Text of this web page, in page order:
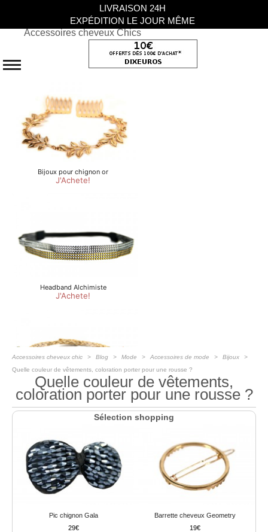
Accessoires cheveux Chics
Accessoires cheveux chic Blog Mode Accessoires de mode
Bijoux
Quelle couleur de vêtements, coloration porter pour une rousse ?
Quelle couleur de vêtements,
coloration porter pour une rousse ?
Sélection shopping
Pic chignon Gala
29
Barrette cheveux Geometry
19
LIVRAISON 24H
EXPÉDITION LE JOUR MÊME